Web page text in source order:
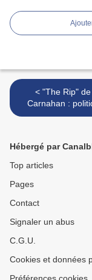
< "The Rip" de Joe
Carnahan :
narration
Hébergé par
Top articles
Pages
Contact
Signaler un abus
C.G.U.
Cookies et données
Préférences cookies